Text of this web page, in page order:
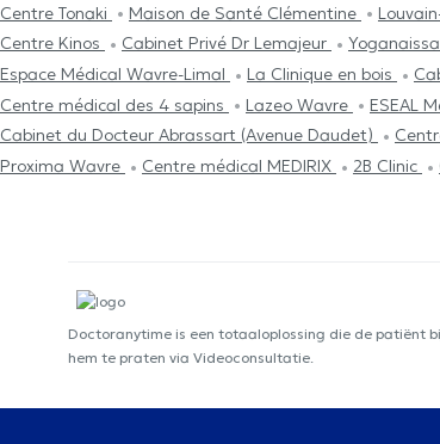
Centre Tonaki
Maison de Santé Clémentine
Centre Kinos
Cabinet Privé Dr Lemajeur
Espace Médical Wavre-Limal
La Clinique en bois
Centre médical des 4 sapins
Lazeo Wavre
ESEAL
Cabinet du Docteur Abrassart (Avenue Daudet)
Proxima Wavre
Centre médical MEDIRIX 2B Clinic
Doctoranytime is een totaaloplossing die de patiënt
hem te praten via Videoconsultatie.